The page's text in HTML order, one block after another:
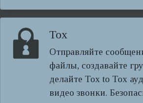
Tox
Отправляйте
файлы, создавайте
делайте Tox to Tox
видео звонки.